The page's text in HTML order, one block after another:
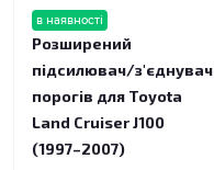
в наявності
Розширений
підсилювач/з'єднувач
порогів для Toyota
Land Cruiser J100
(1997–2007)